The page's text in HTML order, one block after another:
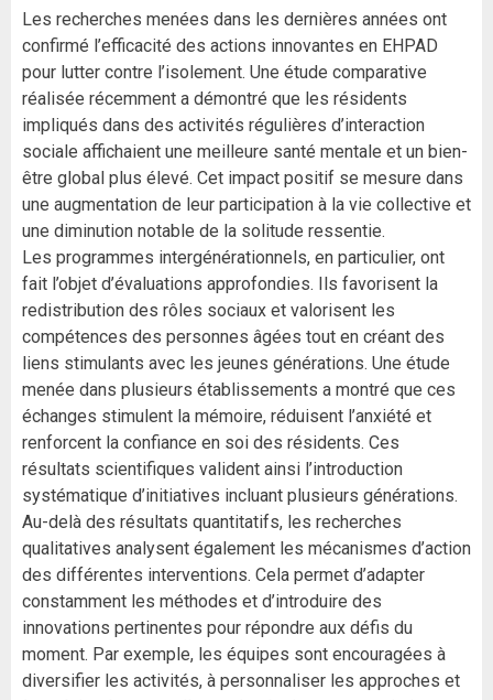
Les recherches menées dans les dernières années ont
confirmé l’efficacité des actions innovantes en EHPAD
pour lutter contre l’isolement. Une étude comparative
réalisée récemment a démontré que les résidents
impliqués dans des activités régulières d’interaction
sociale affichaient une meilleure santé mentale et un bien-
être global plus élevé. Cet impact positif se mesure dans
une augmentation de leur participation à la vie collective et
une diminution notable de la solitude ressentie.
Les programmes intergénérationnels, en particulier, ont
fait l’objet d’évaluations approfondies. Ils favorisent la
redistribution des rôles sociaux et valorisent les
compétences des personnes âgées tout en créant des
liens stimulants avec les jeunes générations. Une étude
menée dans plusieurs établissements a montré que ces
échanges stimulent la mémoire, réduisent l’anxiété et
renforcent la confiance en soi des résidents. Ces
résultats scientifiques valident ainsi l’introduction
systématique d’initiatives incluant plusieurs générations.
Au-delà des résultats quantitatifs, les recherches
qualitatives analysent également les mécanismes d’action
des différentes interventions. Cela permet d’adapter
constamment les méthodes et d’introduire des
innovations pertinentes pour répondre aux défis du
moment. Par exemple, les équipes sont encouragées à
diversifier les activités, à personnaliser les approches et